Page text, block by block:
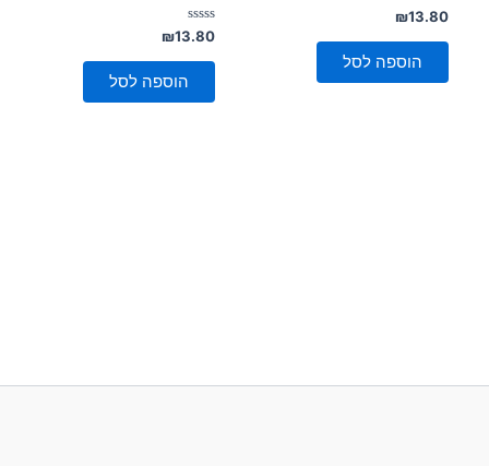
דורג
0
מתוך
₪13.80
הוספה לסל
דורג
0
מתוך
₪13.80
הוספה לסל